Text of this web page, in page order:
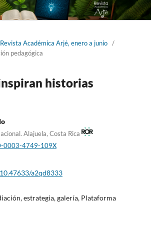
Académica Arjé, enero a junio /
pedagógica
historias
Alajuela, Costa Rica
0003-4749-109X
a2qd8333
estrategia, galería, Plataforma